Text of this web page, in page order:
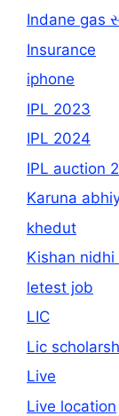
Indane gas
Insurance
iphone
IPL 2023
IPL 2024
IPL auction
Karuna
khedut
Kishan
letest job
LIC
Lic
Live
Live location